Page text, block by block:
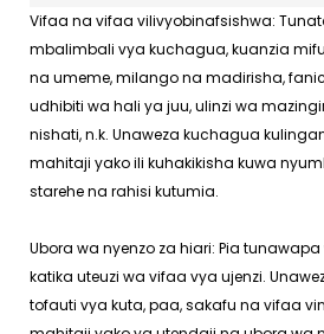
Vifaa na vifaa vilivyobinafsishwa:
mbalimbali vya kuchagua, kuanzia
na umeme, milango na madirisha,
udhibiti wa hali ya juu, ulinzi wa
nishati, n.k. Unaweza kuchagua
mahitaji yako ili kuhakikisha kuwa
starehe na rahisi kutumia.
Ubora wa nyenzo za hiari: Pia
katika uteuzi wa vifaa vya ujenzi.
tofauti vya kuta, paa, sakafu na vifaa